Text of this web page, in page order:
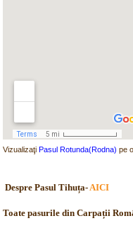
Vizualizaţi Pasul Rotunda(Rodna) pe
Despre Pasul Tihuța-AICI
Toate pasurile din Carpații